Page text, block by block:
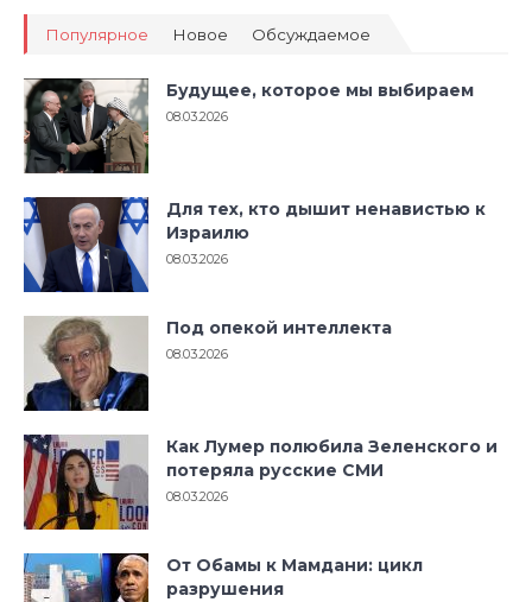
Популярное Новое Обсуждаемое
Будущее, которое мы выбираем
08.03.2026
Для тех, кто дышит ненавистью к
Израилю
08.03.2026
Под опекой интеллекта
08.03.2026
Как Лумер полюбила Зеленского и
потеряла русские СМИ
08.03.2026
От Обамы к Мамдани: цикл
разрушения